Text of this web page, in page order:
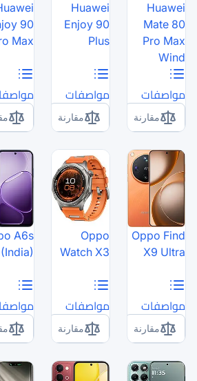
Huawei
Enjoy 90
Pro Max
مواصفات
مقارنة
Lenovo
Legion
Y700 (Gen
مواصفات
مقارنة
Oppo A6s
(India)
مواصفات
مقارنة
Ulefone
RugKing 5
مواصفات
مقارنة